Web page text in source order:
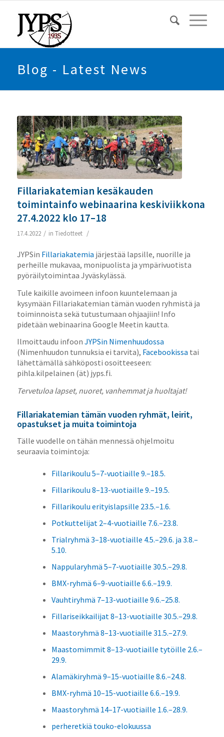
Blog - Latest News
Fillariakatemian kesäkauden
toimintainfo webinaarina keskiviikkona
27.4.2022 klo 17–18
17.4.2022 / in Tiedotteet /
JYPSin Fillariakatemia järjestää lapsille, nuorille ja
perheille mukavaa, monipuolista ja ympärivuotista
pyöräilytoimintaa Jyväskylässä.
Tule kaikille avoimeen infoon kuuntelemaan ja
kysymään Fillariakatemian tämän vuoden ryhmistä ja
toiminnoista sekä tutustumaan ohjaajiin! Info
pidetään webinaarina Google Meetin kautta.
Ilmoittaudu infoon JYPSin Nimenhuudossa
(Nimenhuudon tunnuksia ei tarvita), Facebookissa tai
lähettämällä sähköposti osoitteeseen:
pihla.kilpelainen (ät) jyps.fi.
Tervetuloa lapset, nuoret, vanhemmat ja huoltajat!
Fillariakatemian tämän vuoden ryhmät, leirit,
opastukset ja muita toimintoja
Tälle vuodelle on tähän mennessä ohjelmoitu
seuraavia toimintoja:
Fillarikoulu 5–7-vuotiaille 9.–18.5.
Fillarikoulu 8–13-vuotiaille 9.–19.5.
Fillarikoulu erityislapsille 23.5.–1.6.
Potkuttelijat 2–4-vuotiaille 7.6.–23.8.
Trialryhmä 3–18-vuotiaille 4.5.–29.6. ja 3.8.–
5.10.
Nappularyhmä 5–7-vuotiaille 30.5.–29.8.
BMX-ryhmä 6–9-vuotiaille 6.6.–19.9.
Vauhtiryhmä 7–13-vuotiaille 9.6.–25.8.
Fillariseikkailijat 8–13-vuotiaille 30.5.–29.8.
Maastoryhmä 8–13-vuotiaille 31.5.–27.9.
Maastomimmit 8–13-vuotiaille tytöille 2.6.–
29.9.
Alamäkiryhmä 9–15-vuotiaille 8.6.–24.8.
BMX-ryhmä 10–15-vuotiaille 6.6.–19.9.
Maastoryhmä 14–17-vuotiaille 1.6.–28.9.
perheretkiä touko-elokuussa